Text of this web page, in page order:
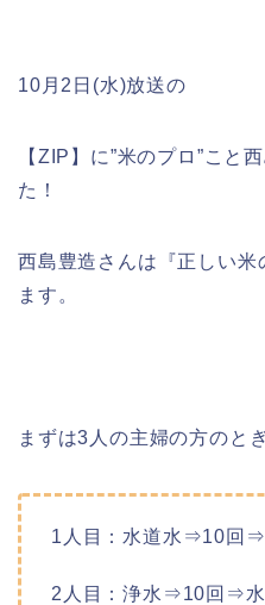
10月2日(水)放送の
【ZIP】に”米のプロ”こと
た！
西島豊造さんは『正しい
ます。
まずは3人の主婦の方のと
1人目：水道水⇒10回
2人目：浄水⇒10回⇒